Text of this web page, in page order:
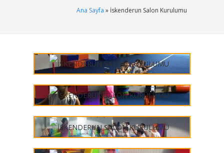
Ana Sayfa » İskenderun Salon Kurulumu